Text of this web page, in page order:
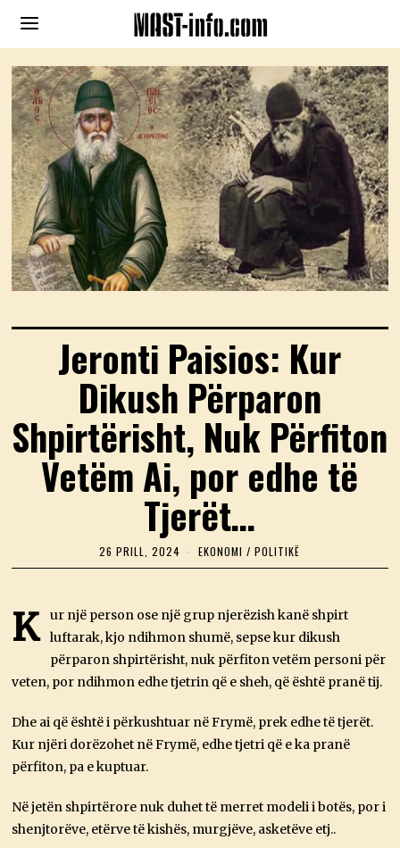
Jeronti Paisios: Kur
Dikush Përparon
Shpirtërisht, Nuk Përfiton
Vetëm Ai, por edhe të
Tjerët…
26 PRILL, 2024
6
L
L
2
0
EKONOMI / POLITIKË
K
ur një person ose një grup njerëzish kanë shpirt
luftarak, kjo ndihmon shumë, sepse kur dikush
përparon shpirtërisht, nuk përfiton vetëm personi për
veten, por ndihmon edhe tjetrin që e sheh, që është pranë tij.
Dhe ai që është i përkushtuar në Frymë, prek edhe të tjerët.
Kur njëri dorëzohet në Frymë, edhe tjetri që e ka pranë
përfiton, pa e kuptuar.
Në jetën shpirtërore nuk duhet të merret modeli i botës, por i
shenjtorëve, etërve të kishës, murgjëve, asketëve etj..